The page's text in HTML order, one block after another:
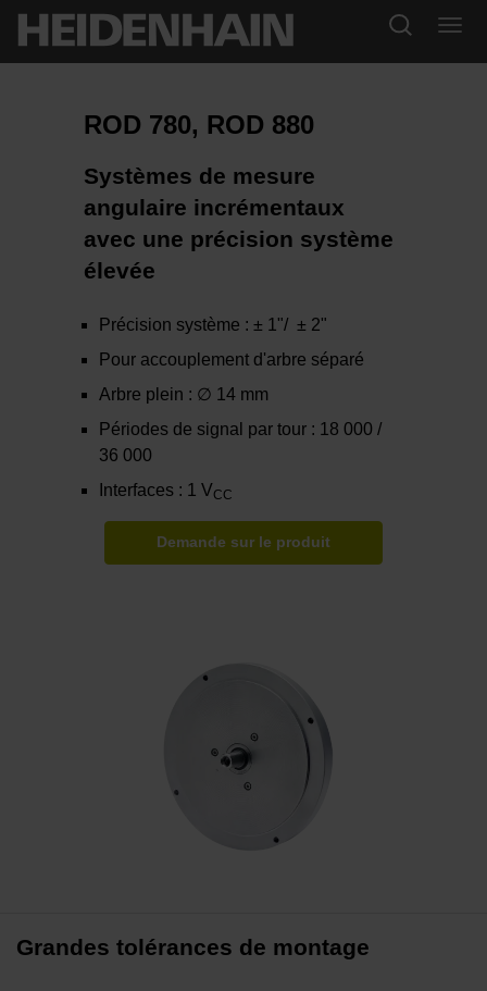
ROD 780, ROD 880
Systèmes de mesure
angulaire incrémentaux
avec une précision système
élevée
Précision système : ± 1"/ ± 2"
Pour accouplement d'arbre séparé
Arbre plein : ∅ 14 mm
Périodes de signal par tour : 18 000 /
36 000
Interfaces : 1 VCC
Demande sur le produit
Grandes tolérances de montage